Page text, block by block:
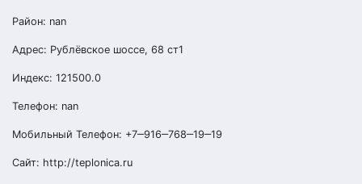
Район: nan
Адрес: Рублёвское шоссе, 68 ст1
Индекс: 121500.0
Телефон: nan
Мобильный Телефон: +7‒916‒768‒19‒19
Сайт: http://teplonica.ru